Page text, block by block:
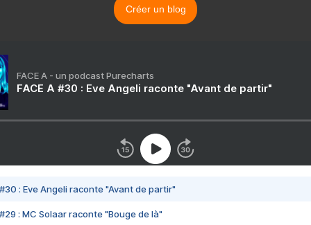
Créer un blog
FACE A - un podcast Purecharts
FACE A #30 : Eve Angeli raconte "Avant de partir"
#30 : Eve Angeli raconte "Avant de partir"
#29 : MC Solaar raconte "Bouge de là"